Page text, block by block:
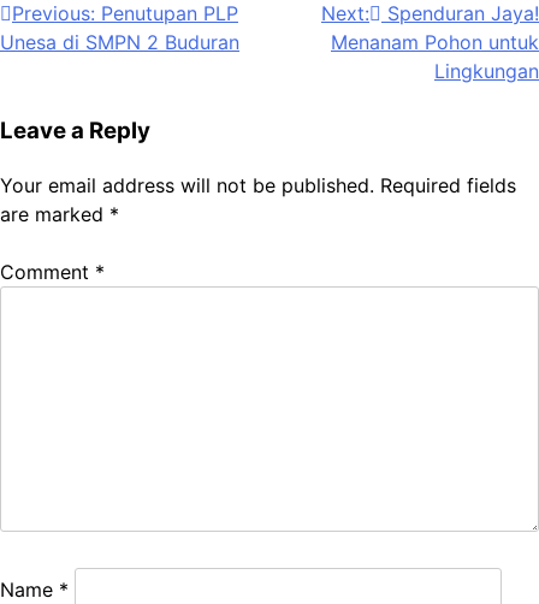
Post
navigation
Previous: Penutupan PLP
Unesa di SMPN 2 Buduran
Next:
Spenduran Jaya!
Menanam Pohon untuk
Lingkungan
Leave a Reply
Your email address will not be published. Required fields
are marked *
Comment *
Name *